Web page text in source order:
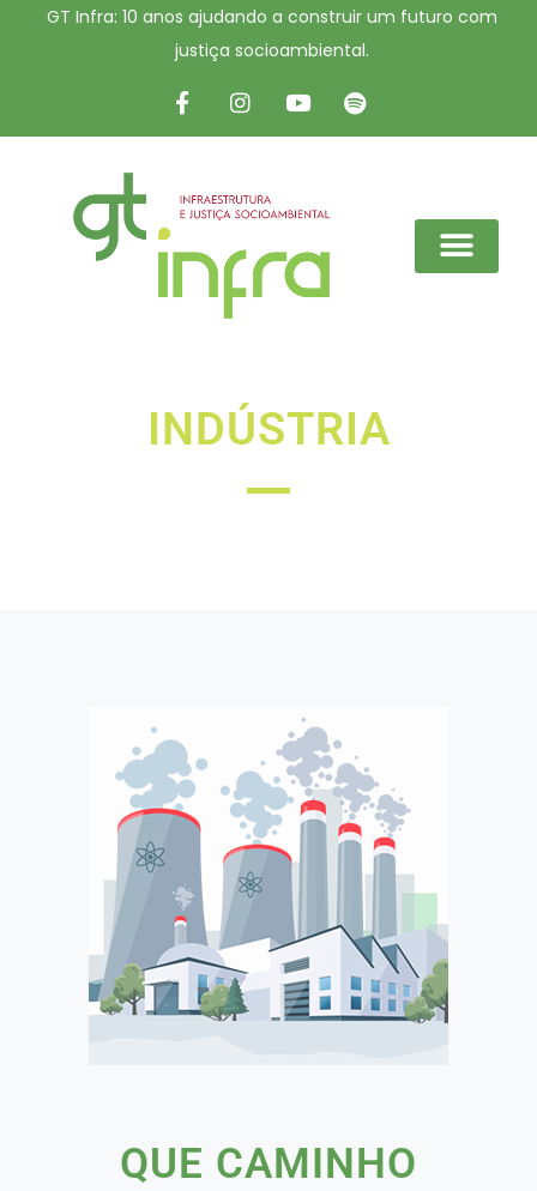
GT Infra: 10 anos ajudando a construir um futuro com
justiça socioambiental.
INDÚSTRIA
QUE CAMINHO